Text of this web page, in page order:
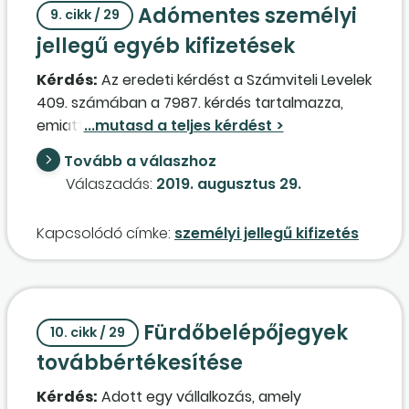
nyertes(ek) részéről adófizetési kötelezettség,
és ha igen, akkor milyen? Befolyásolja-e az
adófizetési kötelezettséget az, hogy milyen
formában jutunk hozzá a jegyekhez (pl. számla
ellenében megvásároljuk, vagy üzleti
ajándékként kapjuk)?
9. cikk / 29
Adómentes személyi
jellegű egyéb kifizetések
Kérdés: Az eredeti kérdést a Számviteli Levelek
409. számában a 7987. kérdés tartalmazza,
emiatt azt itt nem ismételjük meg. Az alábbi
válasz csak az adómentes személyi jellegű
egyéb kifizetésekre vonatkozik.
Tovább a válaszhoz
Válaszadás: 2019. augusztus 29.
Kapcsolódó címke: személyi jellegű kifizetés
10. cikk / 29
Fürdőbelépőjegyek
továbbértékesítése
Kérdés: Adott egy vállalkozás, amely